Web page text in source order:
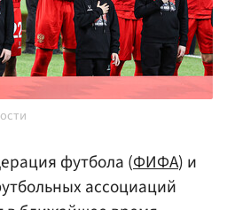
футбола (ФИФА) и
ассоциаций